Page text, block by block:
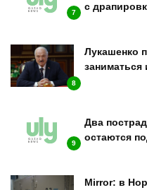
7
с
8
Лукашенко
заниматься
9
Два
остаются
Mirror: в